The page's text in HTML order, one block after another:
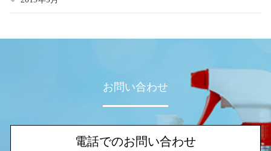
お問い合わせ
電話でのお問い合わせ